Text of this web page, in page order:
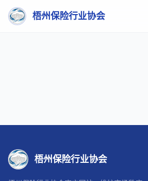
梧州保险行业协会
梧州保险行业协会